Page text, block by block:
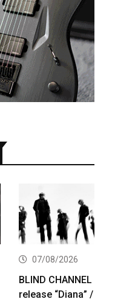
07/08/2026
BLIND CHANNEL
release “Diana” /